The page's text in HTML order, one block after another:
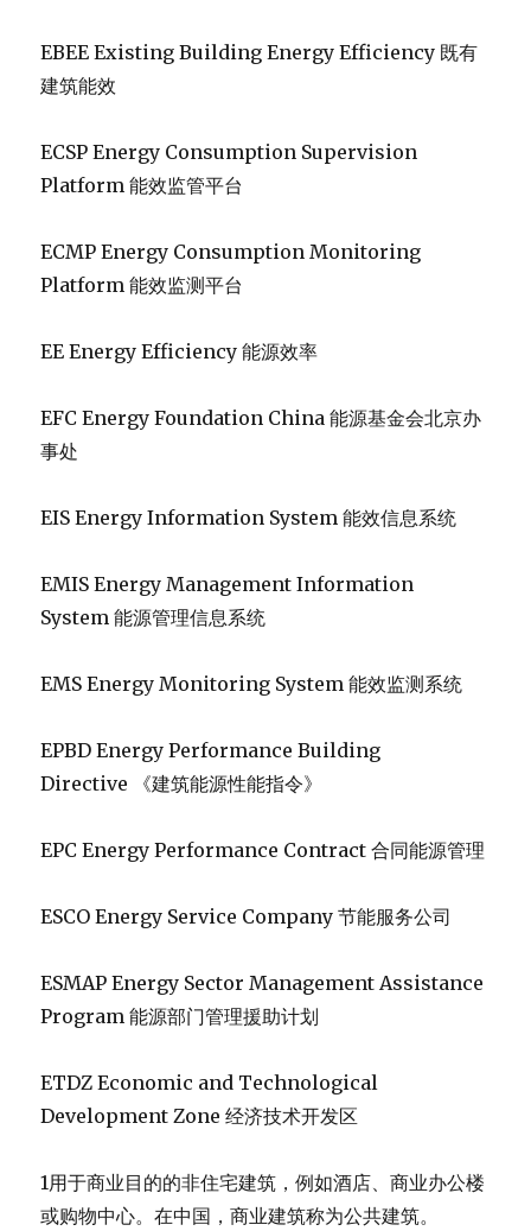
EBEE Existing Building Energy Efficiency 既有
建筑能效
ECSP Energy Consumption Supervision
Platform 能效监管平台
ECMP Energy Consumption Monitoring
Platform 能效监测平台
EE Energy Efficiency 能源效率
EFC Energy Foundation China 能源基金会北京办
事处
EIS Energy Information System 能效信息系统
EMIS Energy Management Information
System 能源管理信息系统
EMS Energy Monitoring System 能效监测系统
EPBD Energy Performance Building
Directive 《建筑能源性能指令》
EPC Energy Performance Contract 合同能源管理
ESCO Energy Service Company 节能服务公司
ESMAP Energy Sector Management Assistance
Program 能源部门管理援助计划
ETDZ Economic and Technological
Development Zone 经济技术开发区
1用于商业目的的非住宅建筑，例如酒店、商业办公楼
或购物中心。在中国，商业建筑称为公共建筑。